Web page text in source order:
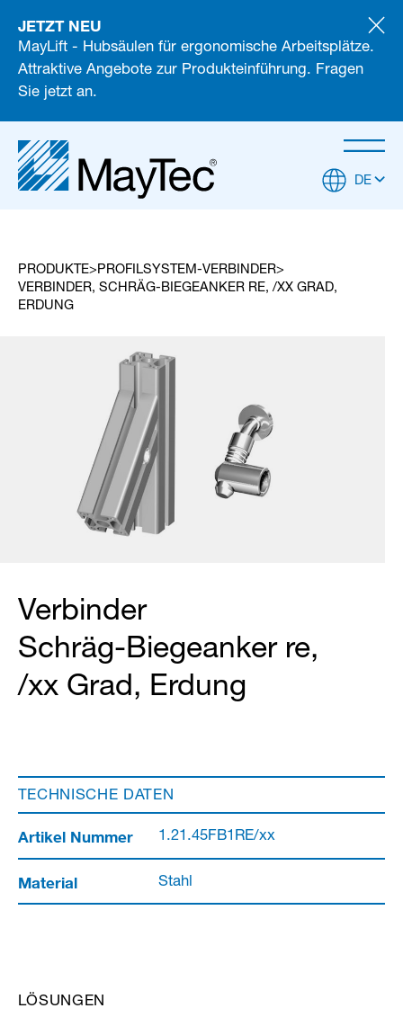
JETZT NEU
MayLift - Hubsäulen für ergonomische Arbeitsplätze.
Attraktive Angebote zur Produkteinführung. Fragen
Sie jetzt an.
DE
PRODUKTE
PROFILSYSTEM-VERBINDER
VERBINDER, SCHRÄG-BIEGEANKER RE, /XX GRAD,
ERDUNG
Verbinder
Schräg-Biegeanker re,
/xx Grad, Erdung
TECHNISCHE DATEN
Artikel Nummer 1.21.45FB1RE/xx
Material Stahl
LÖSUNGEN